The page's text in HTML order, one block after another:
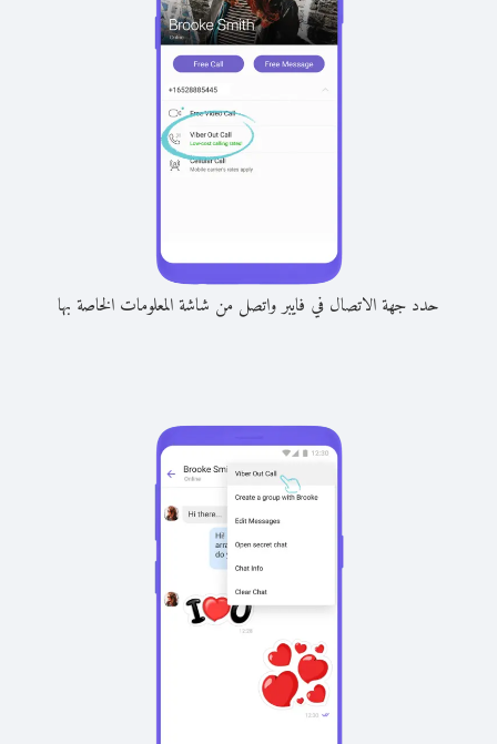
حدد جهة الاتصال في فايبر واتصل من شاشة المعلومات الخاصة بها